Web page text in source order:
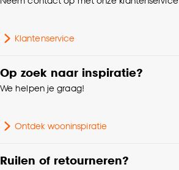
Klantenservice
Op zoek naar inspiratie?
We helpen je graag!
Ontdek wooninspiratie
Ruilen of retourneren?